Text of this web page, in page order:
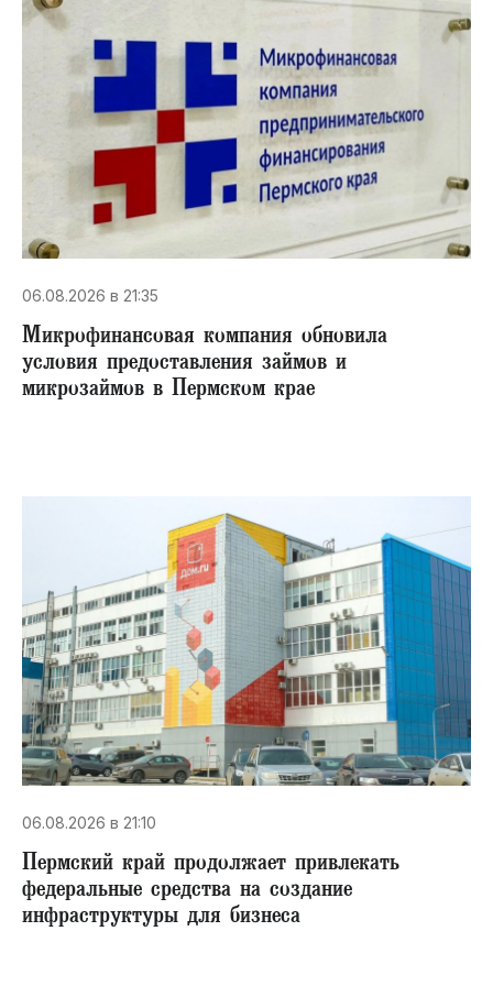
06.08.2026 в 21:35
Микрофинансовая компания обновила
условия предоставления займов и
микрозаймов в Пермском крае
06.08.2026 в 21:10
Пермский край продолжает привлекать
федеральные средства на создание
инфраструктуры для бизнеса